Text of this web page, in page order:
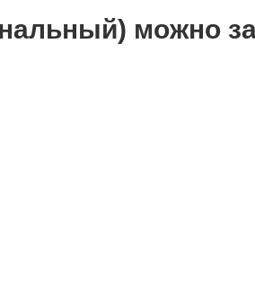
можно